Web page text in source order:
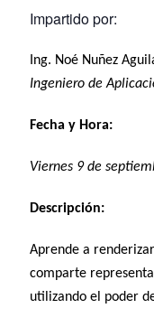
Impartido por:
Ing. Noé Nuñez
Ingeniero de
Fecha y Hora:
Viernes 9 de
Descripción:
Aprende a
comparte
utilizando el poder